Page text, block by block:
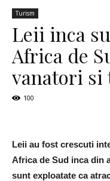
Turism
Leii inca
Africa de
vanatori si
100
Leii au fost crescuti
Africa de Sud inca din
sunt exploatate ca